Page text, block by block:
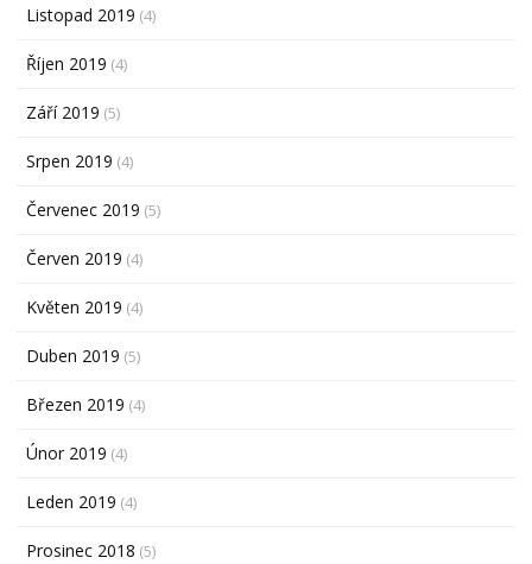
Listopad 2019 (4)
Říjen 2019 (4)
Září 2019 (5)
Srpen 2019 (4)
Červenec 2019 (5)
Červen 2019 (4)
Květen 2019 (4)
Duben 2019 (5)
Březen 2019 (4)
Únor 2019 (4)
Leden 2019 (4)
Prosinec 2018 (5)